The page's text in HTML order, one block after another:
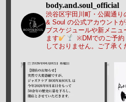
body.and.soul_official
渋谷区宇田川町・公園通
& Soul の公式アカウントが
ブスケジュールや新メニュ
ます
※DMでのご予約
しておりません。ご了承く